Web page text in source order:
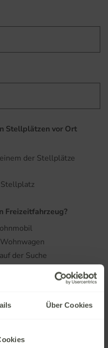
Über Cookies
Stellplätzen vor Ort
der Stellplätze
Freizeitfahrzeug?
der Suche
einmal informieren